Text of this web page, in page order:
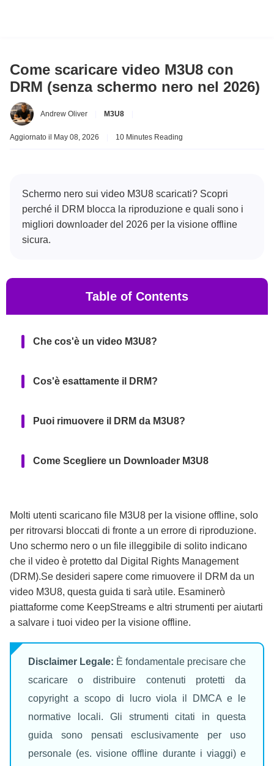
Come scaricare video M3U8 con
DRM (senza schermo nero nel 2026)
Andrew Oliver M3U8
Aggiornato il May 08, 2026 10 Minutes Reading
Schermo nero sui video M3U8 scaricati? Scopri
perché il DRM blocca la riproduzione e quali sono i
migliori downloader del 2026 per la visione offline
sicura.
Table of Contents
Che cos'è un video M3U8?
Cos'è esattamente il DRM?
Puoi rimuovere il DRM da M3U8?
Come Scegliere un Downloader M3U8
Imperdibile
Principali modi per rimuovere DRM dai video
M3U8
Altri strumenti da considerare
Domande Frequenti
Conclusione
Molti utenti scaricano file M3U8 per la visione offline, solo
per ritrovarsi bloccati di fronte a un errore di riproduzione.
Uno schermo nero o un file illeggibile di solito indicano
che il video è protetto dal Digital Rights Management
(DRM).Se desideri sapere come rimuovere il DRM da un
video M3U8, questa guida ti sarà utile. Esaminerò
piattaforme come KeepStreams e altri strumenti per aiutarti
a salvare i tuoi video per la visione offline.
Disclaimer Legale: È fondamentale precisare che
scaricare o distribuire contenuti protetti da
copyright a scopo di lucro viola il DMCA e le
normative locali. Gli strumenti citati in questa
guida sono pensati esclusivamente per uso
personale (es. visione offline durante i viaggi) e